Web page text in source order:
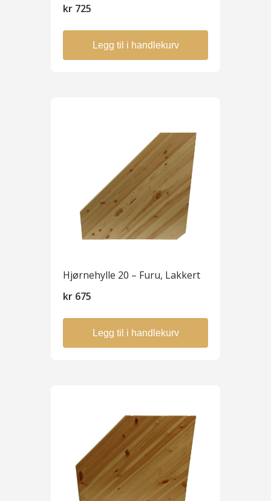
kr 725
Legg til i handlekurv
Hjørnehylle 20 – Furu, Lakkert
kr 675
Legg til i handlekurv